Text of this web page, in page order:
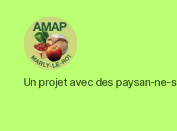
Un projet avec des paysan-ne-s